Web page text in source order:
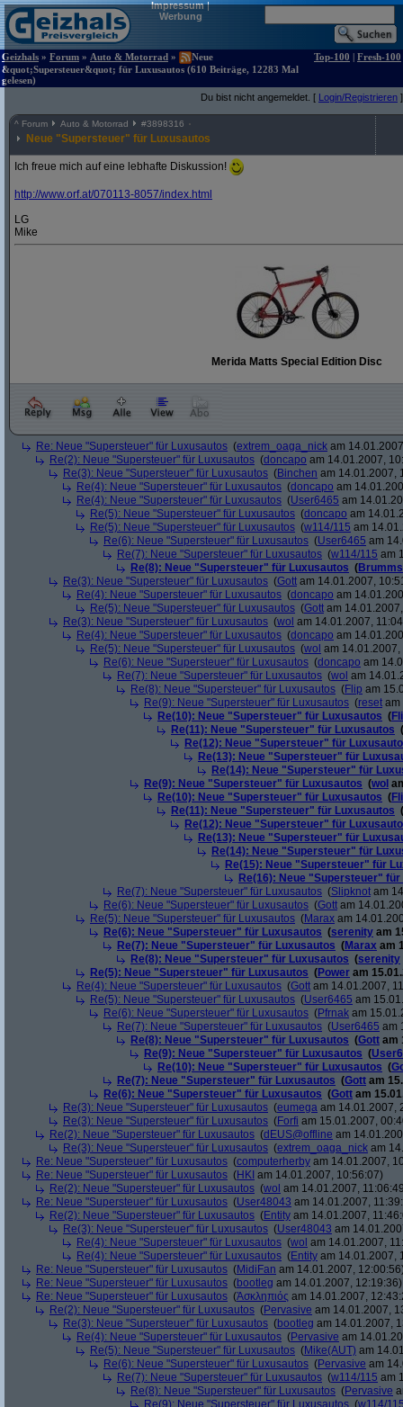
Impressum|
Werbung
Geizhals » Forum » Auto & Motorrad »
Neue
&quot;Supersteuer&quot; für Luxusautos (610 Beiträge, 12283 Mal
gelesen)
Top-100 | Fresh-100
Du bist nicht angemeldet. [ Login/Registrieren ]
^ Forum Auto & Motorrad #3898316
Neue "Supersteuer" für Luxusautos
Ich freue mich auf eine lebhafte Diskussion!
http://www.orf.at/070113-8057/index.html
LG
Mike
Merida Matts Special Edition Disc
Re: Neue "Supersteuer" für Luxusautos (extrem_oaga_nick am
Re(2): Neue "Supersteuer" für Luxusautos (doncapo am 14.01.2007,
Re(3): Neue "Supersteuer" für Luxusautos (Binchen am 14.01.2007,
Re(4): Neue "Supersteuer" für Luxusautos (doncapo am
Re(4): Neue "Supersteuer" für Luxusautos (User6465 am
Re(5): Neue "Supersteuer" für Luxusautos (doncapo am
Re(5): Neue "Supersteuer" für Luxusautos (w114/115 am
Re(6): Neue "Supersteuer" für Luxusautos (User6465 am
Re(7): Neue "Supersteuer" für Luxusautos (w114/115 am
Re(8): Neue "Supersteuer" für Luxusautos (
Re(3): Neue "Supersteuer" für Luxusautos (Gott am 14.01.2007,
Re(4): Neue "Supersteuer" für Luxusautos (doncapo am
Re(5): Neue "Supersteuer" für Luxusautos (Gott am
Re(3): Neue "Supersteuer" für Luxusautos (wol am 14.01.2007,
Re(4): Neue "Supersteuer" für Luxusautos (doncapo am
Re(5): Neue "Supersteuer" für Luxusautos (wol am 14.01.2007,
Re(6): Neue "Supersteuer" für Luxusautos (doncapo am
Re(7): Neue "Supersteuer" für Luxusautos (wol am
Re(8): Neue "Supersteuer" für Luxusautos (Flip am
Re(9): Neue "Supersteuer" für Luxusautos (reset am
Re(10): Neue "Supersteuer" für Luxusautos (
Re(11): Neue "Supersteuer" für Luxusautos (
Re(12): Neue "Supersteuer" für
Re(13): Neue "Supersteuer" für
Re(14): Neue "Supersteuer" für
Re(9): Neue "Supersteuer" für Luxusautos (wol
Re(10): Neue "Supersteuer" für Luxusautos (
Re(11): Neue "Supersteuer" für Luxusautos (
Re(12): Neue "Supersteuer" für
Re(13): Neue "Supersteuer" für
Re(14): Neue "Supersteuer" für
Re(15): Neue "Supersteuer" für
Re(16): Neue "Supersteuer"
Re(7): Neue "Supersteuer" für Luxusautos (Slipknot am
Re(6): Neue "Supersteuer" für Luxusautos (Gott am
Re(5): Neue "Supersteuer" für Luxusautos (Marax am
Re(6): Neue "Supersteuer" für Luxusautos (serenity am
Re(7): Neue "Supersteuer" für Luxusautos (Marax am
Re(8): Neue "Supersteuer" für Luxusautos (serenity
Re(5): Neue "Supersteuer" für Luxusautos (Power am
Re(4): Neue "Supersteuer" für Luxusautos (Gott am 14.01.2007,
Re(5): Neue "Supersteuer" für Luxusautos (User6465 am
Re(6): Neue "Supersteuer" für Luxusautos (Pfrnak am
Re(7): Neue "Supersteuer" für Luxusautos (User6465 am
Re(8): Neue "Supersteuer" für Luxusautos (Gott am
Re(9): Neue "Supersteuer" für Luxusautos (
Re(10): Neue "Supersteuer" für Luxusautos (
Re(7): Neue "Supersteuer" für Luxusautos (Gott am
Re(6): Neue "Supersteuer" für Luxusautos (Gott am
Re(3): Neue "Supersteuer" für Luxusautos (eumega am 14.01.2007,
Re(3): Neue "Supersteuer" für Luxusautos (Forfi am 15.01.2007,
Re(2): Neue "Supersteuer" für Luxusautos (dEUS@offline am
Re(3): Neue "Supersteuer" für Luxusautos (extrem_oaga_nick am
Re: Neue "Supersteuer" für Luxusautos (computerherby am 14.01.2007,
Re: Neue "Supersteuer" für Luxusautos (HKI am 14.01.2007, 10:56:07)
Re(2): Neue "Supersteuer" für Luxusautos (wol am 14.01.2007,
Re: Neue "Supersteuer" für Luxusautos (User48043 am 14.01.2007,
Re(2): Neue "Supersteuer" für Luxusautos (Entity am 14.01.2007,
Re(3): Neue "Supersteuer" für Luxusautos (User48043 am
Re(4): Neue "Supersteuer" für Luxusautos (wol am 14.01.2007,
Re(4): Neue "Supersteuer" für Luxusautos (Entity am 14.01.2007,
Re: Neue "Supersteuer" für Luxusautos (MidiFan am 14.01.2007,
Re: Neue "Supersteuer" für Luxusautos (bootleg am 14.01.2007, 12:19:36)
Re: Neue "Supersteuer" für Luxusautos (Ἀσκληπιός am 14.01.2007,
Re(2): Neue "Supersteuer" für Luxusautos (Pervasive am 14.01.2007,
Re(3): Neue "Supersteuer" für Luxusautos (bootleg am 14.01.2007,
Re(4): Neue "Supersteuer" für Luxusautos (Pervasive am
Re(5): Neue "Supersteuer" für Luxusautos (Mike(AUT) am
Re(6): Neue "Supersteuer" für Luxusautos (Pervasive am
Re(7): Neue "Supersteuer" für Luxusautos (w114/115 am
Re(8): Neue "Supersteuer" für Luxusautos (Pervasive
Re(9): Neue "Supersteuer" für Luxusautos (w114/